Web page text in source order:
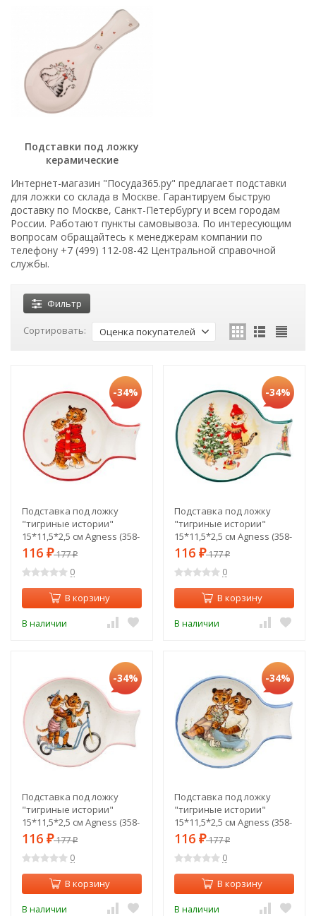
Подставки под ложку
керамические
Интернет-магазин "Посуда365.ру" предлагает подставки
для ложки со склада в Москве. Гарантируем быструю
доставку по Москве, Санкт-Петербургу и всем городам
России. Работают пункты самовывоза. По интересующим
вопросам обращайтесь к менеджерам компании по
телефону +7 (499) 112-08-42 Центральной справочной
службы.
Фильтр
Сортировать: Оценка покупателей
-34%
Подставка под ложку
"тигриные истории"
15*11,5*2,5 см Agness (358-
1912)
116 ₽177₽
0
В корзину
В наличии
-34%
Подставка под ложку
"тигриные истории"
15*11,5*2,5 см Agness (358-
1913)
116 ₽177₽
0
В корзину
В наличии
-34%
Подставка под ложку
"тигриные истории"
15*11,5*2,5 см Agness (358-
1910)
116 ₽177₽
0
В корзину
В наличии
-34%
Подставка под ложку
"тигриные истории"
15*11,5*2,5 см Agness (358-
1911)
116 ₽177₽
0
В корзину
В наличии